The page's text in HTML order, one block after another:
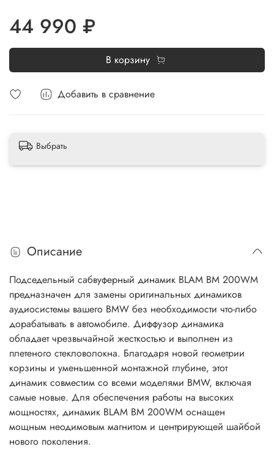
Добавить в сравнение
44 990 ₽
В корзину
Выбрать
Описание
Подседельный сабвуферный динамик BLAM BM 200WM
предназначен для замены оригинальных динамиков
аудиосистемы вашего BMW без необходимости что-либо
дорабатывать в автомобиле. Диффузор динамика
обладает чрезвычайной жесткостью и выполнен из
плетеного стекловолокна. Благодаря новой геометрии
корзины и уменьшенной монтажной глубине, этот
динамик совместим со всеми моделями BMW, включая
самые новые. Для обеспечения работы на высоких
мощностях, динамик BLAM BM 200WM оснащен
мощным неодимовым магнитом и центрирующей шайбой
нового поколения.